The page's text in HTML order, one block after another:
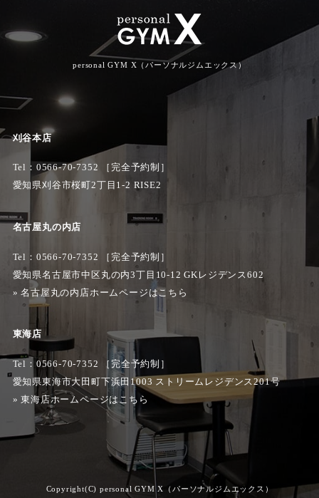
personal GYM X（パーソナルジムエックス）
刈谷本店
Tel： 0566-70-7352
［完全予約制］
愛知県刈谷市桜町2丁目1-2 RISE2
名古屋丸の内店
Tel：0566-70-7352 ［完全予約制］
愛知県名古屋市中区丸の内3丁目10-12 GKレジデンス602
»名古屋丸の内店ホームページはこちら
東海店
Tel：0566-70-7352 ［完全予約制］
愛知県東海市大田町下浜田1003 ストリームレジデンス201号
»東海店ホームページはこちら
Copyright(C) personal GYM X（パーソナルジムエックス）